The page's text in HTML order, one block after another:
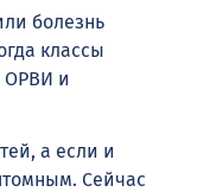
болезнь
классы
ОРВИ и
а если и
Сейчас